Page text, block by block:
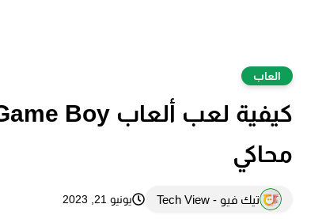
العاب
محاكي
تيك فيو - Tech View يونيو 21, 2023